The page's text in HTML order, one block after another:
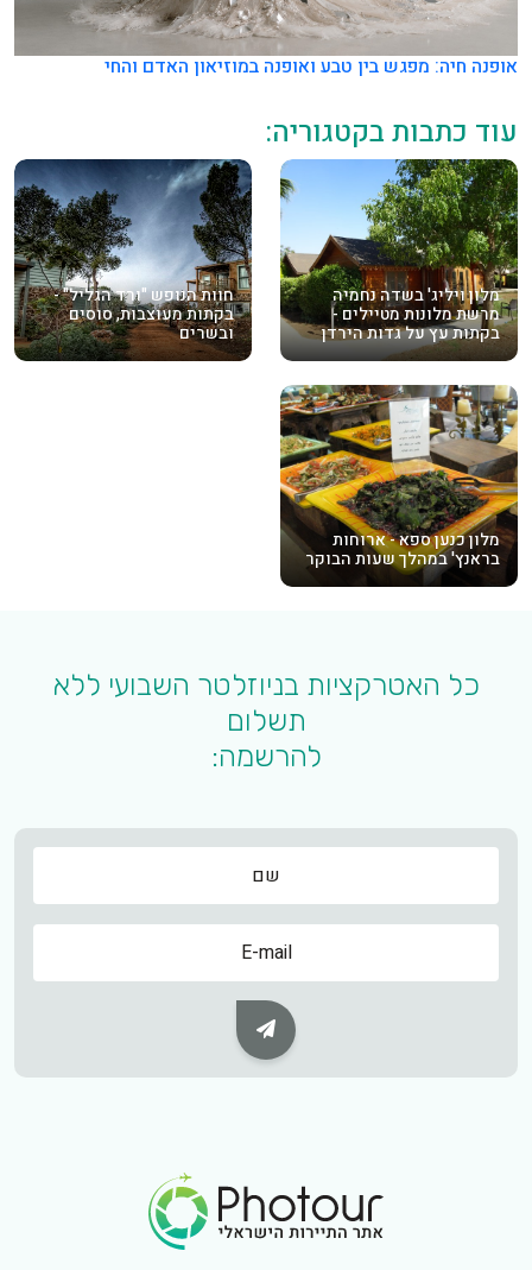
אופנה חיה: מפגש בין טבע ואופנה במוזיאון האדם והחי
עוד כתבות בקטגוריה:
מלון ויליג' בשדה נחמיה
מרשת מלונות מטיילים -
בקתות עץ על גדות הירדן
חוות הנופש "ורד הגליל" -
בקתות מעוצבות, סוסים
ובשרים
מלון כנען ספא - ארוחות
בראנץ' במהלך שעות הבוקר
כל האטרקציות בניוזלטר השבועי ללא
תשלום
להרשמה:
שם
שם
Subscribe Button